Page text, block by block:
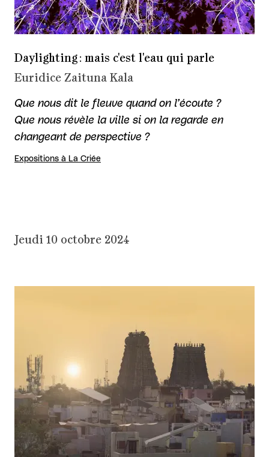
Daylighting : mais c'est l'eau qui parle
Euridice Zaituna Kala
Que nous dit le fleuve quand on l’écoute ?
Que nous révèle la ville si on la regarde en
changeant de perspective ?
Expositions à La Criée
Jeudi 10 octobre 2024